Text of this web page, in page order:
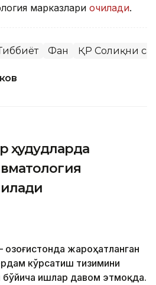
марказлари очилади.
Фан ҚР Соғлиқни
ҳудудларда
жароҳатланган
кўрсатиш тизимини
ишлар давом этмоқда.